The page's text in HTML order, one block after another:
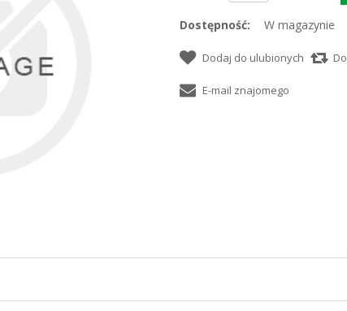
Dostępność: W magazynie